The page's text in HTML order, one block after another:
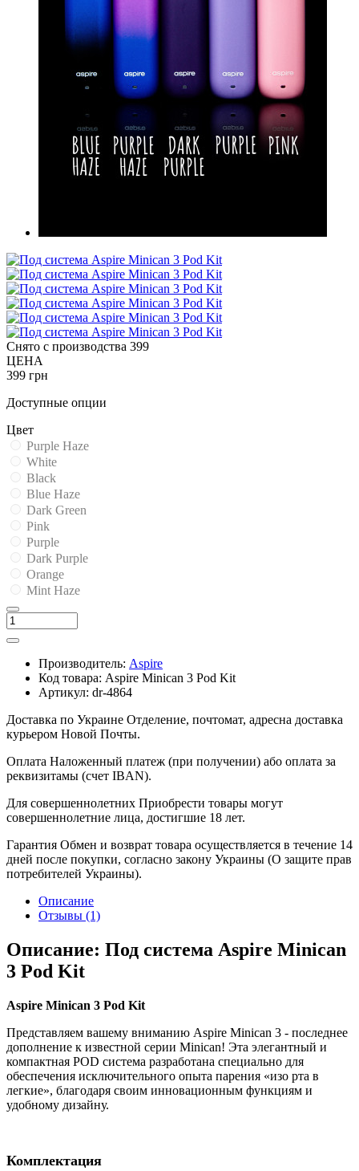
Снято с производства 399
ЦЕНА
399 грн
Доступные опции
Цвет
Purple Haze
White
Black
Blue Haze
Dark Green
Pink
Purple
Dark Purple
Orange
Mint Haze
Производитель: Aspire
Код товара: Aspire Minican 3 Pod Kit
Артикул: dr-4864
Доставка по Украине Отделение, почтомат, адресна доставка
курьером Новой Почты.
Оплата Наложенный платеж (при получении) або оплата за
реквизитамы (счет IBAN).
Для совершеннолетних Приобрести товары могут
совершеннолетние лица, достигшие 18 лет.
Гарантия Обмен и возврат товара осуществляется в течение 14
дней после покупки, согласно закону Украины (О защите прав
потребителей Украины).
Описание
Отзывы (1)
Описание: Под система Aspire Minican
3 Pod Kit
Aspire Minican 3 Pod Kit
Представляем вашему вниманию Aspire Minican 3 - последнее
дополнение к известной серии Minican! Эта элегантный и
компактная POD система разработана специально для
обеспечения исключительного опыта парения «изо рта в
легкие», благодаря своим инновационным функциям и
удобному дизайну.
Комплектация